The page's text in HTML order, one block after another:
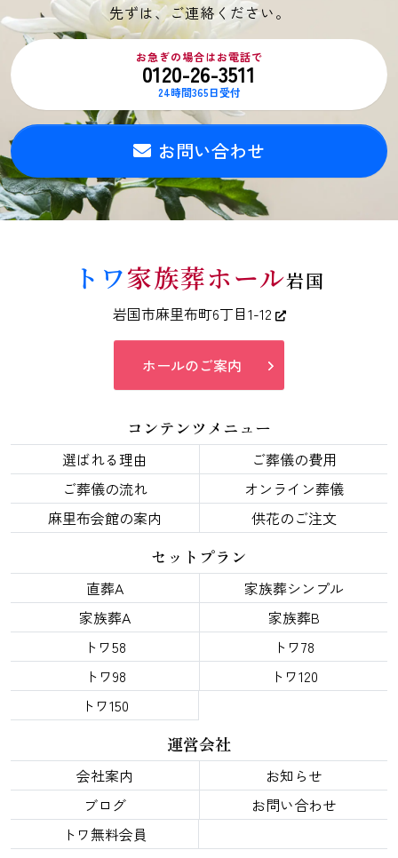
先ずは、ご連絡ください。
お急ぎの場合はお電話で
0120-26-3511
24時間365日受付
お問い合わせ
トワ家族葬ホール岩国
岩国市麻里布町6丁目1-12
ホールのご案内
コンテンツメニュー
選ばれる理由
ご葬儀の費用
ご葬儀の流れ
オンライン葬儀
麻里布会館の案内
供花のご注文
セットプラン
直葬A
家族葬シンプル
家族葬A
家族葬B
トワ58
トワ78
トワ98
トワ120
トワ150
運営会社
会社案内
お知らせ
ブログ
お問い合わせ
トワ無料会員